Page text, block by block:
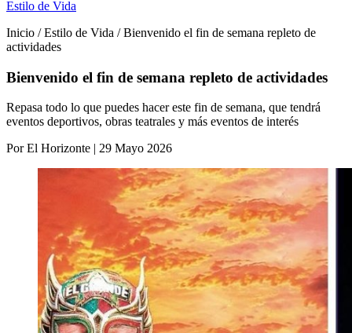
Estilo de Vida
Inicio / Estilo de Vida / Bienvenido el fin de semana repleto de
actividades
Bienvenido el fin de semana repleto de actividades
Repasa todo lo que puedes hacer este fin de semana, que tendrá
eventos deportivos, obras teatrales y más eventos de interés
Por El Horizonte | 29 Mayo 2026